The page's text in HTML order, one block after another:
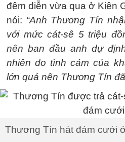
đêm diễn vừa qua ở Kiên
nói: “Anh Thương Tín
với mức cát-sê 5 triệu
nên ban đầu anh dự
nhiên do tình cảm của
lớn quá nên Thương Tín
Thương Tín hát đám cưới